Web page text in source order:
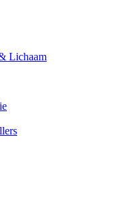
Lichaam